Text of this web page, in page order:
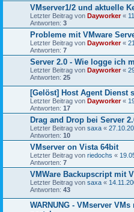
VMserver1/2 und aktuelle
Letzter Beitrag von Dayworker«
Antworten: 3
Probleme mit VMware
Letzter Beitrag von Dayworker«
Antworten: 7
Server 2.0 - Wie logge ich
Letzter Beitrag von Dayworker«
Antworten: 25
[Gelöst] Host Agent Dienst
Letzter Beitrag von Dayworker«
Antworten: 17
Drag and Drop bei Server
Letzter Beitrag von saxa «
Antworten: 10
VMserver on Vista 64bit
Letzter Beitrag von riedochs «
Antworten: 7
VMWare Backupscript mit
Letzter Beitrag von saxa «
Antworten: 43
WARNUNG - VMserver